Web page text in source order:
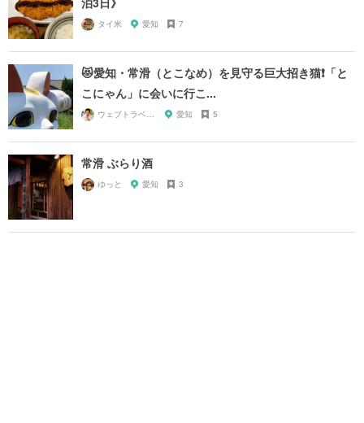
タイ米 愛知 7
😻愛知・常滑（とこなめ）を見守る巨大招き猫❗️「と
こにゃん」に会いに行こ...
ウェブトラベル 溝部 愛知 5
常滑 ぶらり酒
ゆっと 愛知 3